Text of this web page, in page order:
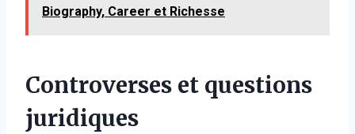
Biography, Career et Richesse
Controverses et questions
juridiques